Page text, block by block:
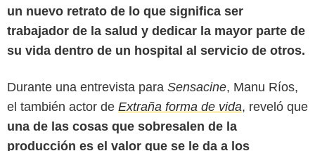
un nuevo retrato de lo que significa ser
trabajador de la salud y dedicar la mayor parte de
su vida dentro de un hospital al servicio de otros.
Durante una entrevista para Sensacine, Manu Ríos,
el también actor de Extraña forma de vida, reveló que
una de las cosas que sobresalen de la
producción es el valor que se le da a los
Netflix